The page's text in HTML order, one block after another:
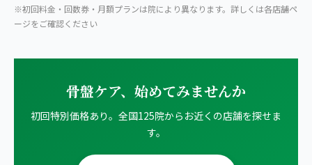
※初回料金・回数券・月額プランは院により異なります。詳しくは各店舗ペ
ージをご確認ください
骨盤ケア、始めてみませんか
初回特別価格あり。全国125院からお近くの店舗を探せま
す。